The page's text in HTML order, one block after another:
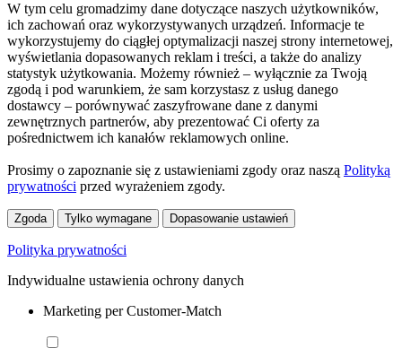
W tym celu gromadzimy dane dotyczące naszych użytkowników,
ich zachowań oraz wykorzystywanych urządzeń. Informacje te
wykorzystujemy do ciągłej optymalizacji naszej strony internetowej,
wyświetlania dopasowanych reklam i treści, a także do analizy
statystyk użytkowania. Możemy również – wyłącznie za Twoją
zgodą i pod warunkiem, że sam korzystasz z usług danego
dostawcy – porównywać zaszyfrowane dane z danymi
zewnętrznych partnerów, aby prezentować Ci oferty za
pośrednictwem ich kanałów reklamowych online.
Prosimy o zapoznanie się z ustawieniami zgody oraz naszą Polityką
prywatności przed wyrażeniem zgody.
Zgoda Tylko wymagane Dopasowanie ustawień
Polityka prywatności
Indywidualne ustawienia ochrony danych
Marketing per Customer-Match